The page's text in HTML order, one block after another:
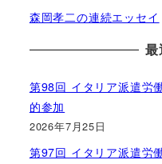
森岡孝二の連続エッセイ
最
第98回 イタリア派遣労
的参加
2026年7月25日
第97回 イタリア派遣労